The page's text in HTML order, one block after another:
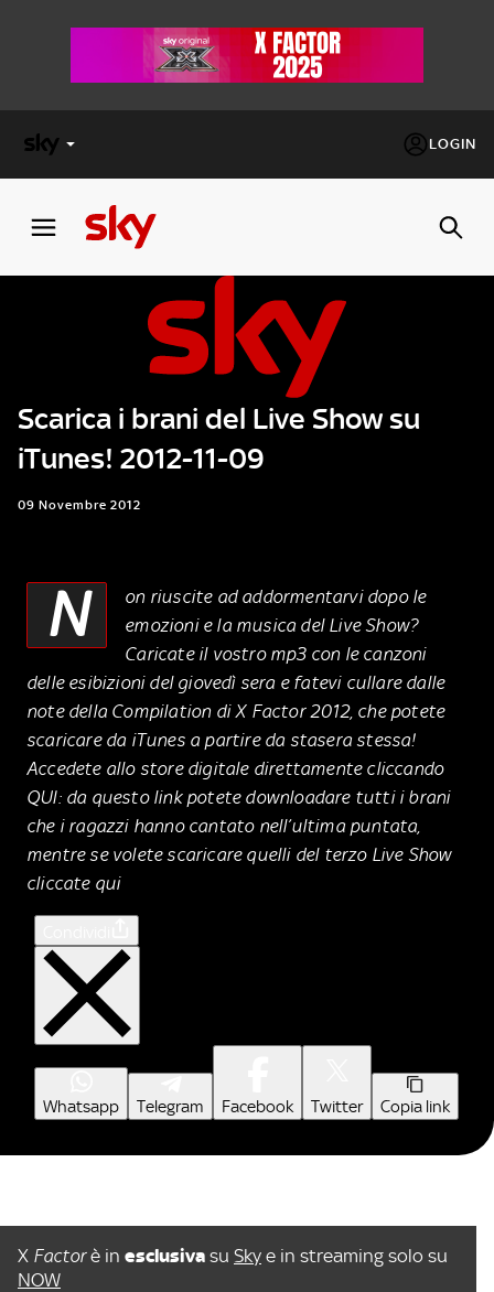
LOGIN
FACTOR
Cos’altro vedere:
PROGRAMMI SKY
Un mondo di offerte:
SKY.IT
Scarica i brani del Live Show su
iTunes! 2012-11-09
09 Novembre 2012
N
on riuscite ad addormentarvi dopo le
emozioni e la musica del Live Show?
Caricate il vostro mp3 con le canzoni
delle esibizioni del giovedì sera e fatevi cullare dalle
note della Compilation di X Factor 2012, che potete
scaricare da iTunes a partire da stasera stessa!
Accedete allo store digitale direttamente cliccando
QUI: da questo link potete downloadare tutti i brani
che i ragazzi hanno cantato nell’ultima puntata,
mentre se volete scaricare quelli del terzo Live Show
cliccate qui
Whatsapp Telegram Facebook Twitter Copia link
X Factorè in esclusiva su Sky e in streaming solo su
NOW